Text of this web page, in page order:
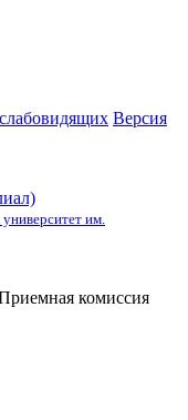
Версия
им.
комиссия